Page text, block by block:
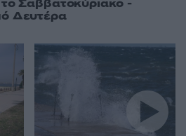
το Σαββατοκύριακο -
Δευτέρα